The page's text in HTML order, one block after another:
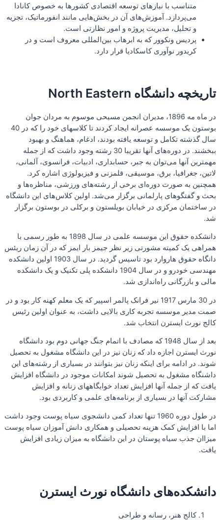
متناسب با نیازهای توسعه اقتصادی کشورها به خصوص کانادا
می‌پردازد. آموزش‌های آن در بخش‌هایی مانند انفورماتیک، تجزیه
و تحلیل، مدیریت پروژه و امور نظارتی است.
پردیس ونکوور که به ابرهاب بین‌المللی معروف است و در
کریدور نوآوری کاسکادیا قرار دارد.
تاریخچه دانشگاه North Eastern
در ماه مه 1896، مدیران انجمن مسیحی موسوم به مردان جوان
بوستون یک موسسه عصرانه ایجاد کردند تا کلاسهای خود را که در 40
سال گذشته تکامل و توسعه یافته بودند، ادغام، هماهنگ و بهبود
ببخشند. در دوره‌های آنها تقریبا 30 رشته وجود داشت که از جمله
مهمترین آنها می‌توان به جبر، حسابداری، ادبیات، فرانسوی، آلمانی،
لاتین، جغرافیا، برق، موسیقی، قلمزنی و فیزیولوژی اشاره کرد.
همچنین به صورت دوره‌ای برخی از رشته‌های ورزشی، مناظره‌ها و
بحث و گفتگوهای پارلمانی برگزار می‌شد. اولین کلاس‌های این دانشگاه
در ساختمان مرکزی در خیابان بویلستون و برکلی در بوستون برگزار
شد.
دانشکده حقوق این موسسه علمی در سال 1898 به طور رسمی با
همراهی یک کمیته مشورتی زیر نظر جیمز بار ایمز که در آن زمان ریئس
دانگاه حقوق هاروارد بود تاسیس گردید. در سال 1903 اولین دانشکده
مهندسی خودرو و در سال 1904 دانشکده پلی تکنیک و یک دانشکده
مالی و بازرگانی راه‌اندازی شد.
در 30 مارس 1917 نیر فرانک پالمر اسپیر که یک معلم کهنه کار بود و در
صمت مدیر موسسه تجربه کاری بالایی داشت، به عنوان اولین رئیس
کالج نورث ایسترن انتخاب شد.
بعد از سال 1948 که مصادف با اتمام جنگ جهانی دوم بود دانشگاه
نورث ایسترن اجازه داد که زنان نیز در این دانشگاه مشغول به تحصیل
شوند. در ادامه برای اینکه زنان نیز بتوانند در بسیاری از رشته‌های این
داشنگاه مشغول به تحصیل شوند امکانات موجود در دانشگاه افزایش
یافت که از جمله‌ آنها افزایش تعداد خوابگاههای زنانه و افزایش
مشارکت آنها در بسیاری از برنامه‌های علمی و کاربردی بود.
در طول دوره 1960 تنها تعداد کمی دانشجوی سیاه پوست وجود داشت
اما با افزایش کمک هزینه تحصیلی و همکاری دانش آموزان سیاه پوست
میزاان جذب سیاه پوستان در این دانشگاه به میزان زیادی افزایش
یافت.
دانشکده‌های دانشگاه نورث ایسترن
کالج هنر، رسانه و طراحی